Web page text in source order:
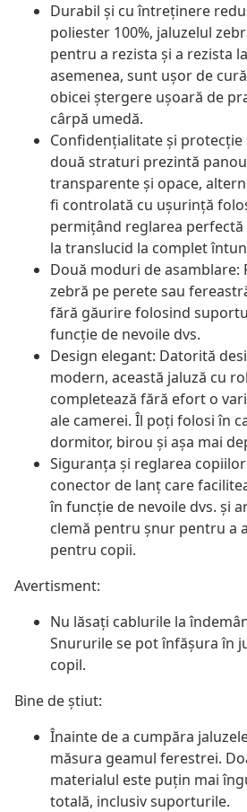
Durabil și cu întreținere
poliester 100%, jaluzelul
pentru a rezista și a rezista
asemenea, sunt ușor de
obicei ștergere ușoară de
cârpă umedă.
Confidențialitate și protecție
două straturi prezintă
transparente și opace,
fi controlată cu ușurință
permițând reglarea
la translucid la complet
Două moduri de asamblare:
zebră pe perete sau
fără găurire folosind
funcție de nevoile dvs.
Design elegant: Datorită
modern, această jaluză cu
completează fără efort o
ale camerei. Îl poți folosi în
dormitor, birou și așa mai
Siguranța și reglarea
conector de lanț care
în funcție de nevoile dvs. și
clemă pentru șnur pentru a
pentru copii.
Avertisment:
Nu lăsați cablurile la
Snururile se pot înfăşura în
copil.
Bine de știut:
Înainte de a cumpăra
măsura geamul ferestrei.
materialul este puțin mai
totală, inclusiv suporturile.